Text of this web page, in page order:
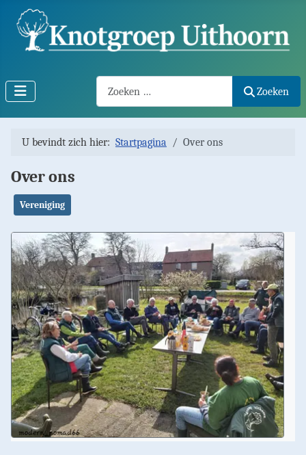
Zoeken
U bevindt zich hier: Startpagina Over ons
Over ons
Vereniging